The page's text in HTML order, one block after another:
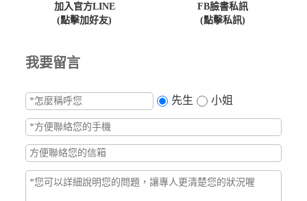
加入官方LINE
(點擊加好友)
FB臉書私訊
(點擊私訊)
我要留言
先生 小姐